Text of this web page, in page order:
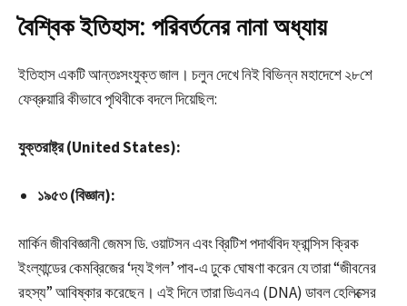
বৈশ্বিক ইতিহাস: পরিবর্তনের নানা অধ্যায়
ইতিহাস একটি আন্তঃসংযুক্ত জাল। চলুন দেখে নিই বিভিন্ন মহাদেশে ২৮শে
ফেব্রুয়ারি কীভাবে পৃথিবীকে বদলে দিয়েছিল:
যুক্তরাষ্ট্র (United States):
১৯৫৩ (বিজ্ঞান):
মার্কিন জীববিজ্ঞানী জেমস ডি. ওয়াটসন এবং ব্রিটিশ পদার্থবিদ ফ্রান্সিস ক্রিক
ইংল্যান্ডের কেমব্রিজের ‘দ্য ইগল’ পাব-এ ঢুকে ঘোষণা করেন যে তারা “জীবনের
রহস্য” আবিষ্কার করেছেন। এই দিনে তারা ডিএনএ (DNA) ডাবল হেলিক্সের